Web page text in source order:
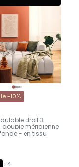
-10%
droit 3
double méridienne
- en tissu
+4